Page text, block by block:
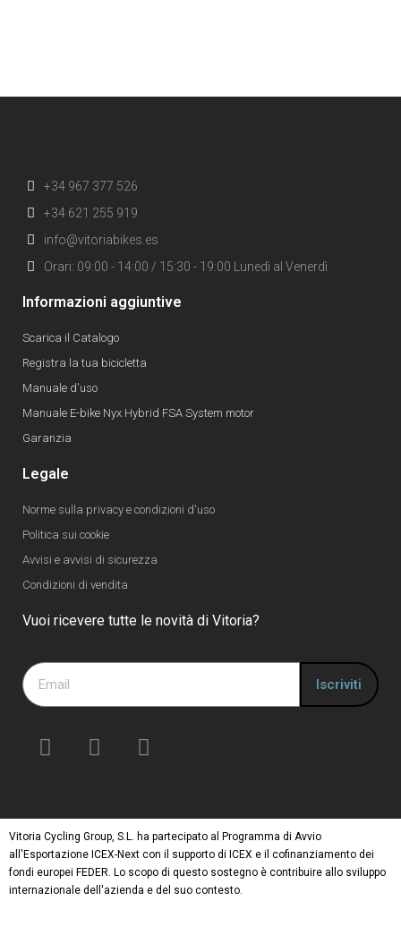
+34 967 377 526
+34 621 255 919
info@vitoriabikes.es
Orari: 09:00 - 14:00 / 15:30 - 19:00 Lunedì al Venerdì
Informazioni aggiuntive
Scarica il Catalogo
Registra la tua bicicletta
Manuale d'uso
Manuale E-bike Nyx Hybrid FSA System motor
Garanzia
Legale
Norme sulla privacy e condizioni d'uso
Politica sui cookie
Avvisi e avvisi di sicurezza
Condizioni di vendita
Vuoi ricevere tutte le novità di Vitoria?
Iscriviti
Vitoria Cycling Group, S.L. ha partecipato al Programma di Avvio
all'Esportazione ICEX-Next con il supporto di ICEX e il cofinanziamento dei
fondi europei FEDER. Lo scopo di questo sostegno è contribuire allo sviluppo
internazionale dell'azienda e del suo contesto.